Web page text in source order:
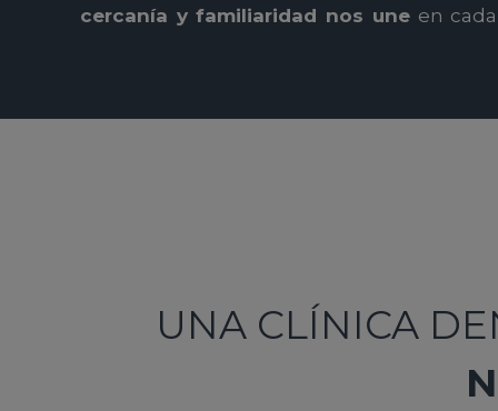
cercanía y familiaridad nos uneen cada
UNA CLÍNICA